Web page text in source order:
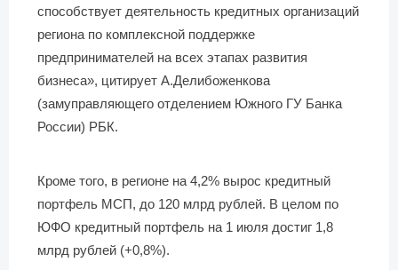
способствует деятельность кредитных организаций
региона по комплексной поддержке
предпринимателей на всех этапах развития
бизнеса», цитирует А.Делибоженкова
(замуправляющего отделением Южного ГУ Банка
России) РБК.
Кроме того, в регионе на 4,2% вырос кредитный
портфель МСП, до 120 млрд рублей. В целом по
ЮФО кредитный портфель на 1 июля достиг 1,8
млрд рублей (+0,8%).